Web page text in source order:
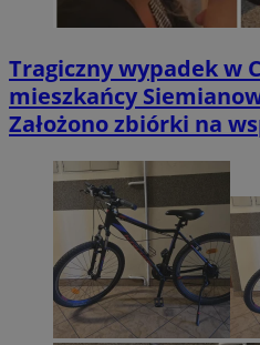
Tragiczny wypadek w
mieszkańcy
Założono zbiórki na